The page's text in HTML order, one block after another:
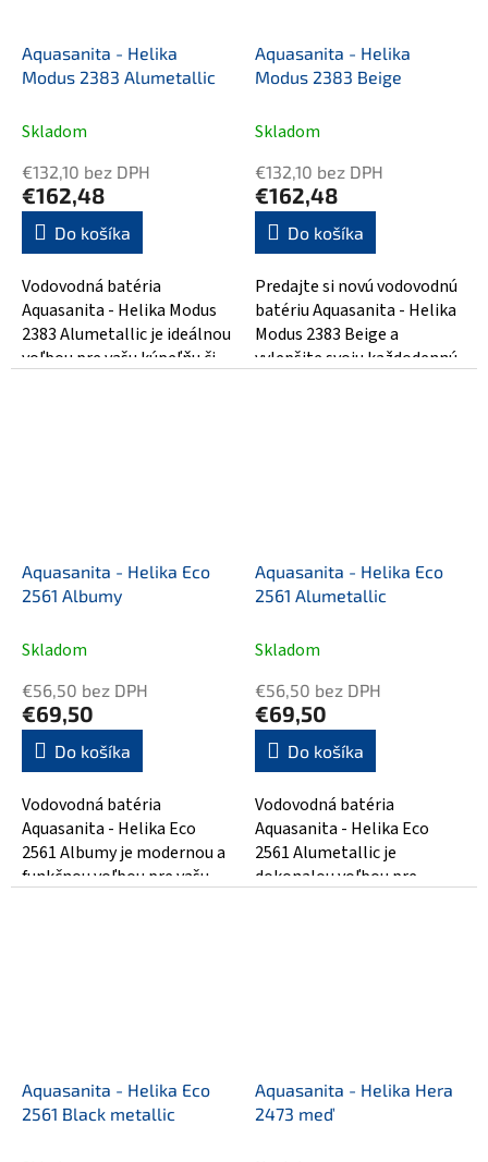
Aquasanita - Helika
Modus 2383 Alumetallic
Skladom
€132,10 bez DPH
€162,48
Do košíka
Vodovodná batéria
Aquasanita - Helika Modus
2383 Alumetallic je ideálnou
voľbou pre vašu kúpeľňu či
Aquasanita - Helika
Modus 2383 Beige
Skladom
€132,10 bez DPH
€162,48
Do košíka
Predajte si novú vodovodnú
batériu Aquasanita - Helika
Modus 2383 Beige a
vylepšite svoju každodennú
Aquasanita - Helika Eco
2561 Albumy
Skladom
€56,50 bez DPH
€69,50
Do košíka
Vodovodná batéria
Aquasanita - Helika Eco
2561 Albumy je modernou a
funkčnou voľbou pre vašu
Aquasanita - Helika Eco
2561 Alumetallic
Skladom
€56,50 bez DPH
€69,50
Do košíka
Vodovodná batéria
Aquasanita - Helika Eco
2561 Alumetallic je
dokonalou voľbou pre
Aquasanita - Helika Eco
2561 Black metallic
Aquasanita - Helika Hera
2473 meď